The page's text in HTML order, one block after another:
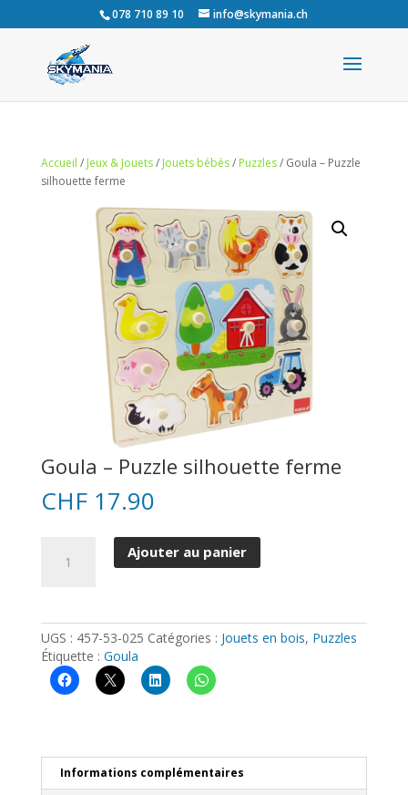
078 710 89 10 info@skymania.ch
Accueil / Jeux & Jouets/ Jouets bébés/ Puzzles/ Goula – Puzzle
silhouette ferme
Goula – Puzzle silhouette ferme
CHF17.90
silhouette
ferme
Ajouter au panier
UGS : 457-53-025 Catégories : Jouets en bois, Puzzles
Étiquette : Goula
Informations complémentaires